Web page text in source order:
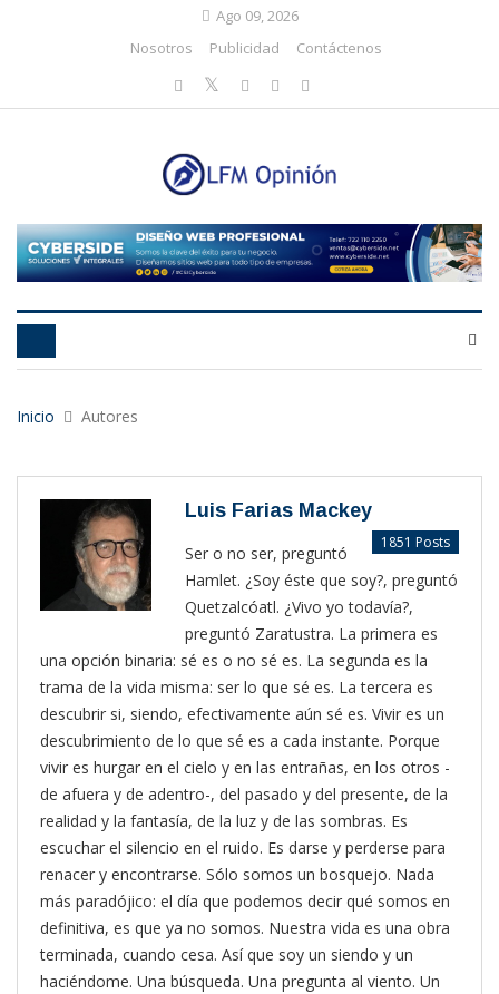
Ago 09, 2026
Nosotros
Publicidad Contáctenos
Inicio Autores
Luis Farias Mackey
1851 Posts
Ser o no ser, preguntó
Hamlet. ¿Soy éste que soy?, preguntó
Quetzalcóatl. ¿Vivo yo todavía?,
preguntó Zaratustra. La primera es
una opción binaria: sé es o no sé es. La segunda es la
trama de la vida misma: ser lo que sé es. La tercera es
descubrir si, siendo, efectivamente aún sé es. Vivir es un
descubrimiento de lo que sé es a cada instante. Porque
vivir es hurgar en el cielo y en las entrañas, en los otros -
de afuera y de adentro-, del pasado y del presente, de la
realidad y la fantasía, de la luz y de las sombras. Es
escuchar el silencio en el ruido. Es darse y perderse para
renacer y encontrarse. Sólo somos un bosquejo. Nada
más paradójico: el día que podemos decir qué somos en
definitiva, es que ya no somos. Nuestra vida es una obra
terminada, cuando cesa. Así que soy un siendo y un
haciéndome. Una búsqueda. Una pregunta al viento. Un